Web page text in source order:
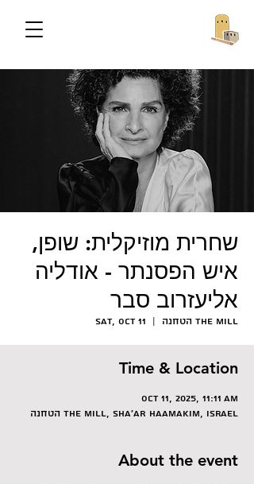
שחרית מוזיקלית: שופן,
איש הפסנתר - אודליה
אליעזרוב סבר
Sat, Oct 11
  |
הטחנה The Mill
Time & Location
Oct 11, 2025, 11:11 AM
הטחנה The Mill, Sha'ar HaAmakim, Israel
About the event